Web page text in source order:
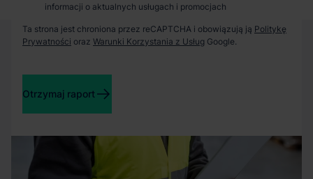
informacji o aktualnych usługach i promocjach
Ta strona jest chroniona przez reCAPTCHA i obowiązują ją Politykę
Prywatności oraz Warunki Korzystania z Usług Google.
Otrzymaj raport